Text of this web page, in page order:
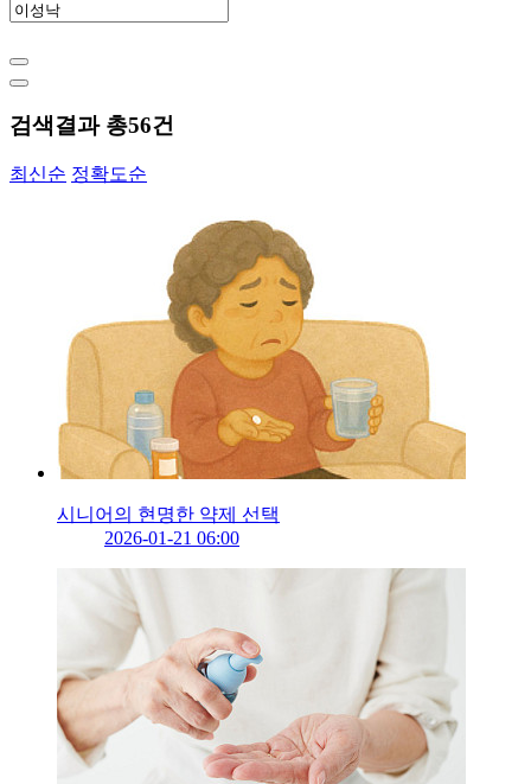
검색결과 총56건
최신순 정확도순
시니어의 현명한 약제 선택
2026-01-21 06:00